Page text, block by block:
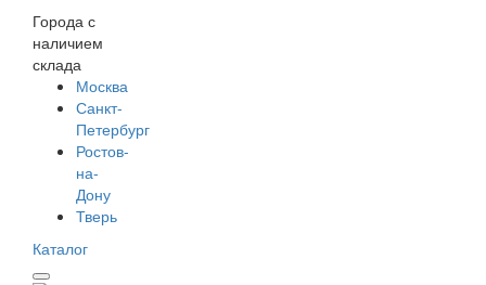
Города с
наличием
склада
Москва
Санкт-
Петербург
Ростов-
на-
Дону
Тверь
Каталог